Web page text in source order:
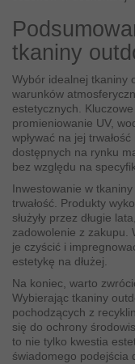
tkaniny
Wybór idealnej tkaniny
warunków
estetycznych.
promieniowanie UV,
wpływać na jej
dostępnych na rynku
bez względu na
Inwestowanie w
trwałość. Produkty
służyły przez długie
zadowolenie z zakupu.
je czyścić i
estetykę na dłużej.
Na koniec, warto
Wybierając tkaniny
pochodzących z
się do ochrony
to nie tylko kwestia
świadomego podejścia